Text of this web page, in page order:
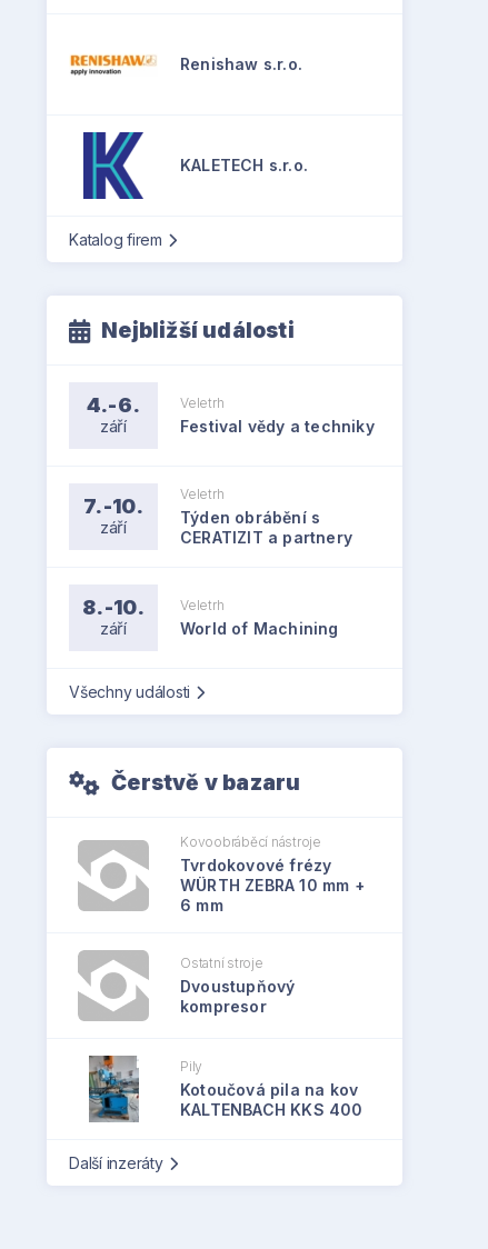
Renishaw s.r.o.
KALETECH s.r.o.
Katalog firem
Nejbližší události
4.-6.
září
Veletrh
Festival vědy a techniky
7.-10.
září
Veletrh
Týden obrábění s
CERATIZIT a partnery
8.-10.
září
Veletrh
World of Machining
Všechny události
Čerstvě v bazaru
Kovoobráběcí nástroje
Tvrdokovové frézy
WÜRTH ZEBRA 10 mm +
6 mm
Ostatní stroje
Dvoustupňový
kompresor
Pily
Kotoučová pila na kov
KALTENBACH KKS 400
Další inzeráty